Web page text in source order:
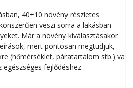
40+10 növény részletes
veszi sorra a lakásban
Már a növény kiválasztásakor
mert pontosan megtudjuk,
(hőmérséklet, páratartalom stb.) van
egészséges fejlődéshez.